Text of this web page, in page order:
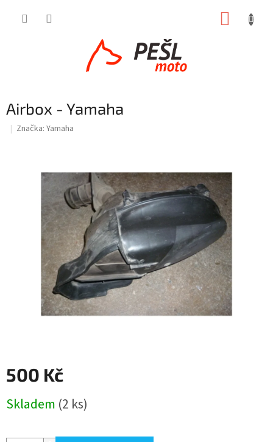
Airbox - Yamaha
Značka: Yamaha
500 Kč
cena:
Skladem (2 ks)